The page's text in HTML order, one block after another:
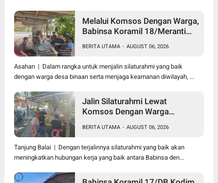
Melalui Komsos Dengan Warga,
Babinsa Koramil 18/Meranti
Jaga ebersihan Dan Kamtibmas
BERITA UTAMA - AUGUST 06, 2026
Asahan | Dalam rangka untuk menjalin silaturahmi yang baik
dengan warga desa binaan serta menjaga keamanan diwilayah, ...
Jalin Silaturahmi Lewat
Komsos Dengan Warga
09/TB Kodim 0208/Asahan
BERITA UTAMA - AUGUST 06, 2026
Tanjung Balai | Dengan terjalinnya silaturahmi yang baik akan
meningkatkan hubungan kerja yang baik antara Babinsa den...